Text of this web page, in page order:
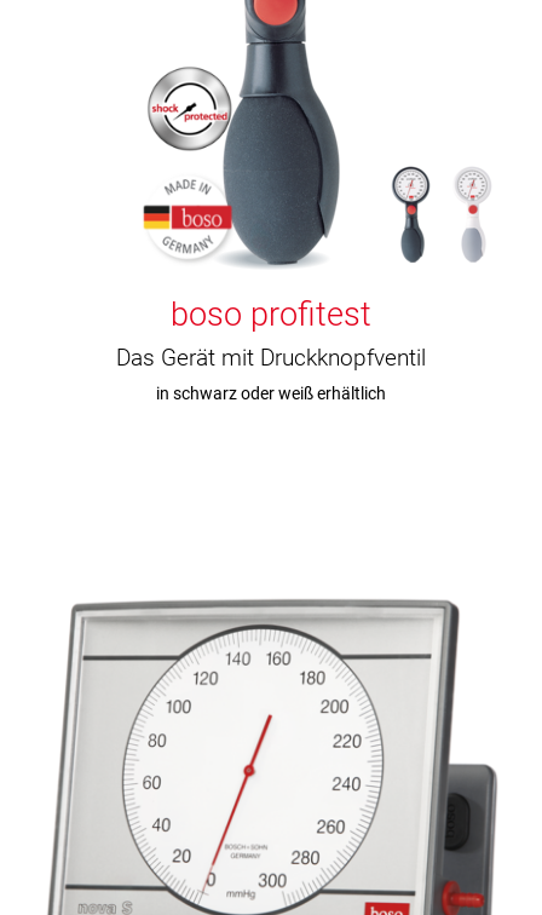
boso profitest
Das Gerät mit Druckknopfventil
in schwarz oder weiß erhältlich